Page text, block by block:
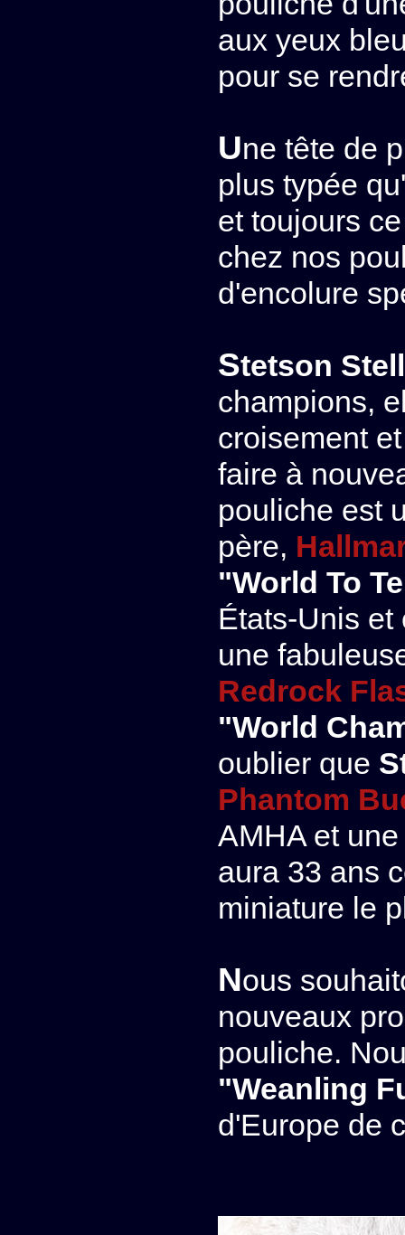
aux yeux
pour se
Une tête de pur sang arabe, peut-être encore
plus typée
et toujours
chez nos
d'encolure
Stetson
champions,
croisement
faire à
pouliche est
père,
"World To
États-Unis et
une
Redrock
"World
oublier que
Phantom
AMHA et
aura 33 ans
miniature le
Nous souhaitons beaucoup de joie à ses
nouveaux
pouliche.
"Weanling
d'Europe de